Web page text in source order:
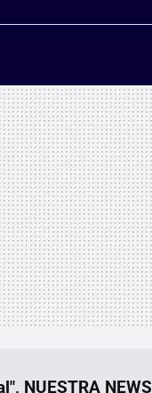
NUESTRA